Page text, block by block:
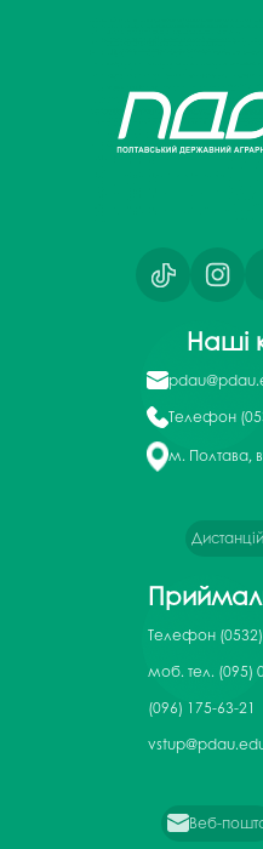
Наші
Телефон
м. Полтава,
Телефон
моб. тел. (095)
(096) 175-63-21
Веб-